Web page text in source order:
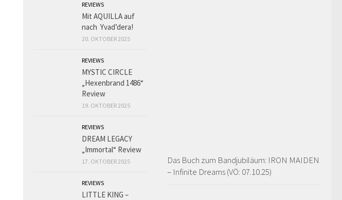
Das Buch zum Bandjubiläum: IRON MAIDEN
– Infinite Dreams (VÖ: 07.10.25)
REVIEWS
Mit AQUILLA auf
nach Yvad’dera!
20. OKTOBER 2025
REVIEWS
MYSTIC CIRCLE
„Hexenbrand 1486“
Review
19. OKTOBER 2025
REVIEWS
DREAM LEGACY
„Immortal“ Review
17. OKTOBER 2025
REVIEWS
LITTLE KING –